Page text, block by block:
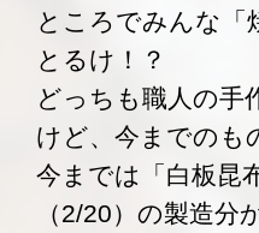
ところでみんな「
とるけ！？
どっちも職人の手
けど、今までのも
今までは「白板昆
（2/20）の製造